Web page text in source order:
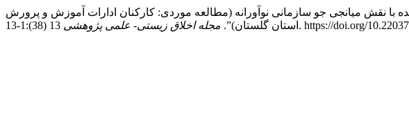
هوش اخلاقی بر مؤلفه‌های سازمان یاددهنده با نقش میانجی جو سازمانی نوآورانه (مطالعه موردی: کارکنان ادارات آموزش‌ و پرورش
استان گلستان)”. مجله اخلاق زیستی- علمی پژوهشی 13 (38):1-13. https://doi.org/